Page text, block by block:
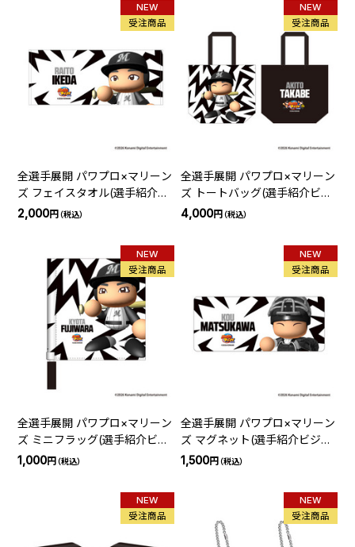
NEW
受注商品
全選手展開 パワプロ×マリーン
ズ フェイスタオル(選手紹介ビ
ジョン)
2,000円（税込）
NEW
受注商品
全選手展開 パワプロ×マリーン
ズ トートバッグ(選手紹介ビジ
ョン)
4,000円（税込）
NEW
受注商品
全選手展開 パワプロ×マリーン
ズ ミニフラッグ(選手紹介ビジ
ョン)
1,000円（税込）
NEW
受注商品
全選手展開 パワプロ×マリーン
ズ マグネット(選手紹介ビジョ
ン)
1,500円（税込）
NEW
受注商品
NEW
受注商品